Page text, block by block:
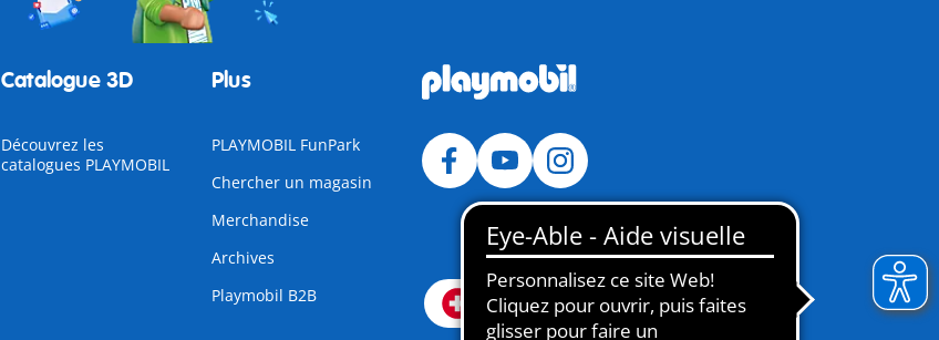
Catalogue 3D
Découvrez les
catalogues PLAYMOBIL
Plus
PLAYMOBIL FunPark
Chercher un magasin
Merchandise
Archives
Playmobil B2B
Suisse